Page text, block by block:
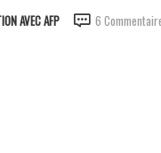
AVEC AFP 6